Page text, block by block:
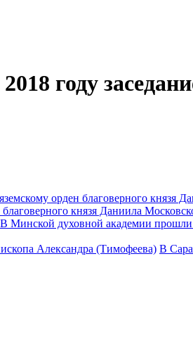
году
князя Даниила
В Минской духовной академии
В